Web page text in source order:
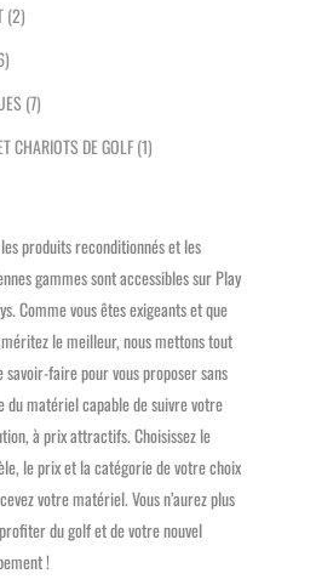
(2)
(7)
CHARIOTS DE GOLF(1)
produits reconditionnés et les
gammes sont accessibles sur Play
Comme vous êtes exigeants et que
le meilleur, nous mettons tout
savoir-faire pour vous proposer sans
du matériel capable de suivre votre
à prix attractifs. Choisissez le
le prix et la catégorie de votre choix
votre matériel. Vous n’aurez plus
profiter du golf et de votre nouvel
!